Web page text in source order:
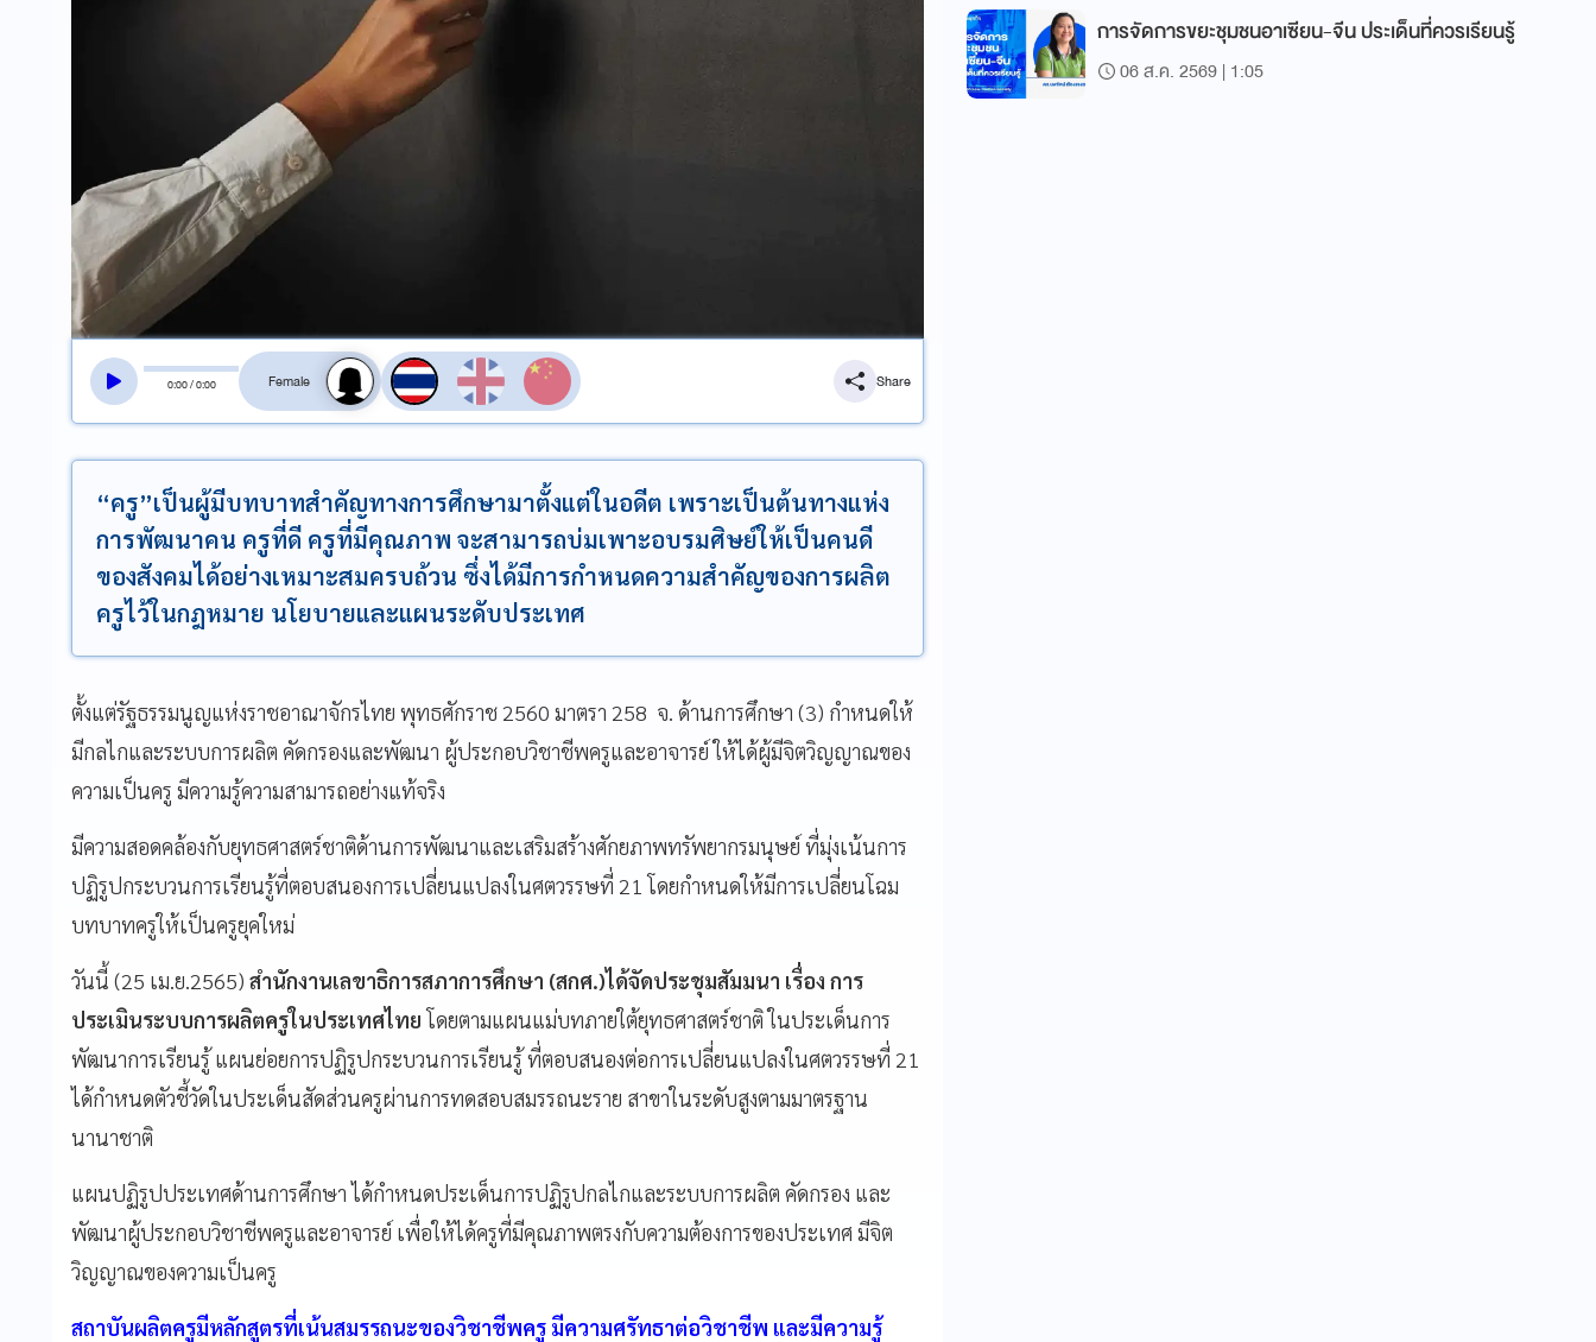
0:00/0:00
สลับเสียงอ่าน
Share
“ครู”เป็นผู้มีบทบาทสำคัญทางการศึกษามาตั้งแต่ในอดีต เพราะเป็นต้นทางแห่ง
การพัฒนาคน ครูที่ดี ครูที่มีคุณภาพ จะสามารถบ่มเพาะอบรมศิษย์ให้เป็นคนดี
ของสังคมได้อย่างเหมาะสมครบถ้วน ซึ่งได้มีการกำหนดความสำคัญของการผลิต
ครูไว้ในกฎหมาย นโยบายและแผนระดับประเทศ
ตั้งแต่รัฐธรรมนูญแห่งราชอาณาจักรไทย พุทธศักราช 2560 มาตรา 258 จ. ด้านการศึกษา (3) กำหนดให้
มีกลไกและระบบการผลิต คัดกรองและพัฒนา ผู้ประกอบวิชาชีพครูและอาจารย์ ให้ได้ผู้มีจิตวิญญาณของ
ความเป็นครู มีความรู้ความสามารถอย่างแท้จริง
มีความสอดคล้องกับยุทธศาสตร์ชาติด้านการพัฒนาและเสริมสร้างศักยภาพทรัพยากรมนุษย์ ที่มุ่งเน้นการ
ปฏิรูปกระบวนการเรียนรู้ที่ตอบสนองการเปลี่ยนแปลงในศตวรรษที่ 21 โดยกำหนดให้มีการเปลี่ยนโฉม
บทบาทครูให้เป็นครูยุคใหม่
วันนี้ (25 เม.ย.2565) สำนักงานเลขาธิการสภาการศึกษา (สกศ.)ได้จัดประชุมสัมมนา เรื่อง การ
ประเมินระบบการผลิตครูในประเทศไทยโดยตามแผนแม่บทภายใต้ยุทธศาสตร์ชาติ ในประเด็นการ
พัฒนาการเรียนรู้ แผนย่อยการปฏิรูปกระบวนการเรียนรู้ ที่ตอบสนองต่อการเปลี่ยนแปลงในศตวรรษที่ 21
ได้กำหนดตัวชี้วัดในประเด็นสัดส่วนครูผ่านการทดสอบสมรรถนะราย สาขาในระดับสูงตามมาตรฐาน
นานาชาติ
แผนปฏิรูปประเทศด้านการศึกษา ได้กำหนดประเด็นการปฏิรูปกลไกและระบบการผลิต คัดกรอง และ
พัฒนาผู้ประกอบวิชาชีพครูและอาจารย์ เพื่อให้ได้ครูที่มีคุณภาพตรงกับความต้องการของประเทศ มีจิต
วิญญาณของความเป็นครู
สถาบันผลิตครูมีหลักสูตรที่เน้นสมรรถนะของวิชาชีพครู มีความศรัทธาต่อวิชาชีพ และมีความรู้
การจัดการขยะชุมชนอาเซียน-จีน ประเด็นที่ควรเรียนรู้
06 ส.ค. 2569 | 1:05